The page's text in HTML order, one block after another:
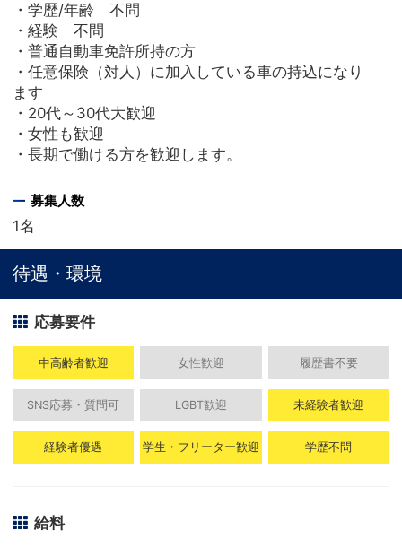
・学歴/年齢 不問
・経験 不問
・普通自動車免許所持の方
・任意保険（対人）に加入している車の持込になり
ます
・20代～30代大歓迎
・女性も歓迎
・長期で働ける方を歓迎します。
募集人数
1名
待遇・環境
応募要件
中高齢者歓迎 女性歓迎 履歴書不要
SNS応募・質問可 LGBT歓迎 未経験者歓迎
経験者優遇 学生・フリーター歓迎 学歴不問
給料